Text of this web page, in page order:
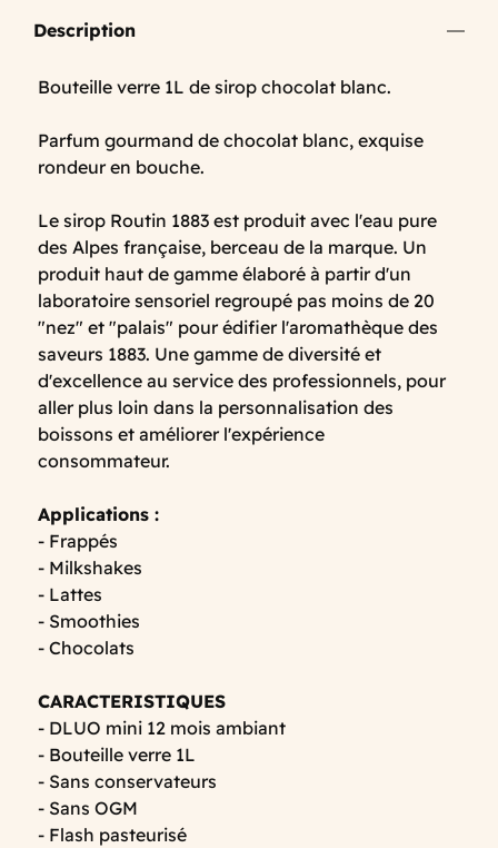
Description
Bouteille verre 1L de sirop chocolat blanc.
Parfum gourmand de chocolat blanc, exquise
rondeur en bouche.
Le sirop Routin 1883 est produit avec l'eau pure
des Alpes française, berceau de la marque. Un
produit haut de gamme élaboré à partir d'un
laboratoire sensoriel regroupé pas moins de 20
"nez" et "palais" pour édifier l'aromathèque des
saveurs 1883. Une gamme de diversité et
d'excellence au service des professionnels, pour
aller plus loin dans la personnalisation des
boissons et améliorer l'expérience
consommateur.
Applications :
- Frappés
- Milkshakes
- Lattes
- Smoothies
- Chocolats
CARACTERISTIQUES
- DLUO mini 12 mois ambiant
- Bouteille verre 1L
- Sans conservateurs
- Sans OGM
- Flash pasteurisé